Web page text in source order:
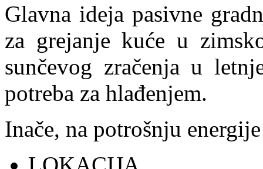
Glavna ideja pasivne
za grejanje kuće u
sunčevog zračenja u
potreba za hlađenjem.
Inače, na potrošnju